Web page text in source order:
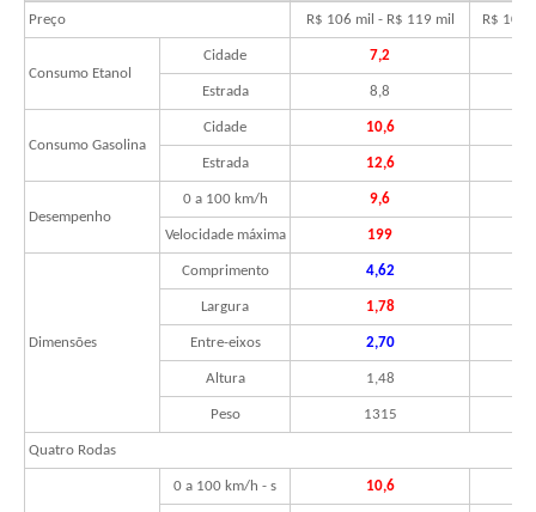
Preço R$ 106 mil - R$ 119 mil R$ 103
Consumo Etanol
Cidade 7,2
Estrada 8,8
Consumo Gasolina
Cidade 10,6
Estrada 12,6
Desempenho
0 a 100 km/h 9,6
Velocidade máxima 199
Dimensões
Comprimento 4,62
Largura 1,78
Entre-eixos 2,70
Altura 1,48
Peso 1315
Quatro Rodas
0 a 100 km/h - s 10,6